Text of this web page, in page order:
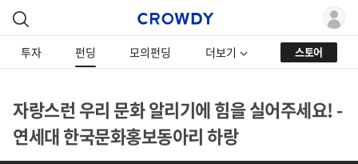
투자 펀딩 모의펀딩 더보기 스토어
자랑스런 우리 문화 알리기에 힘을 실어주세요! -
연세대 한국문화홍보동아리 하랑